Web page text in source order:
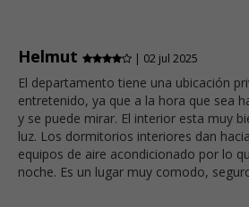
Helmut | 02 jul 2025
El departamento tiene una ubicación
entretenido, ya que a la hora que sea
y se puede mirar. El interior esta muy
luz. Los dormitorios interiores dan
equipos de aire acondicionado por lo
noche. Es un lugar muy comodo,